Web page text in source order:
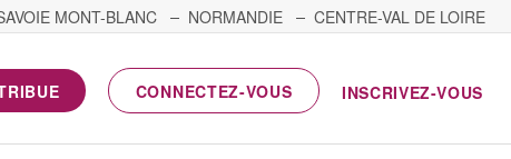
MONT-BLANC NORMANDIE
CENTRE-VAL DE LOIRE
CONNECTEZ-VOUS INSCRIVEZ-VOUS